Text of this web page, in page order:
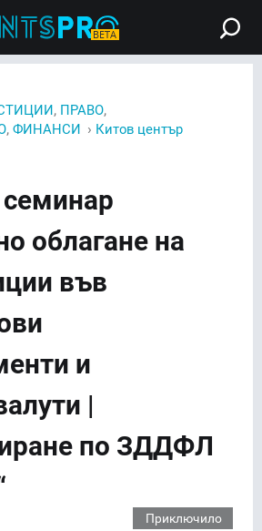
, ПРАВО,
, ФИНАНСИ › Китов център
облагане на
във
и
|
по ЗДДФЛ
Приключило